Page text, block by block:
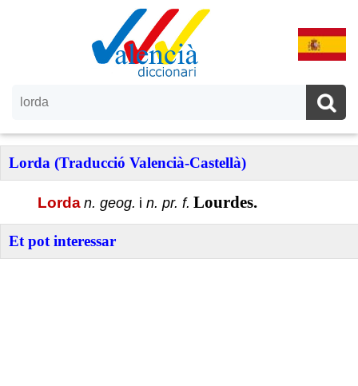
Lorda (Traducció Valencià-Castellà)
Lorda n. geog. in. pr. f. Lourdes.
Et pot interessar